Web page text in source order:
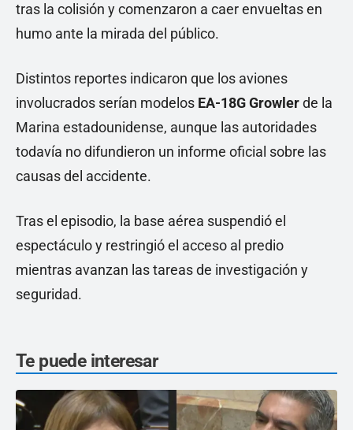
tras la colisión y comenzaron a caer envueltas en
humo ante la mirada del público.
Distintos reportes indicaron que los aviones
involucrados serían modelos EA-18G Growlerde la
Marina estadounidense, aunque las autoridades
todavía no difundieron un informe oficial sobre las
causas del accidente.
Tras el episodio, la base aérea suspendió el
espectáculo y restringió el acceso al predio
mientras avanzan las tareas de investigación y
seguridad.
Te puede interesar